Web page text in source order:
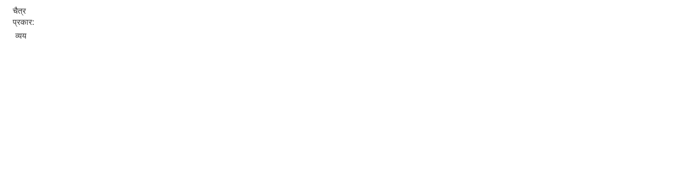
चैत्र
प्रकार:
व्यय